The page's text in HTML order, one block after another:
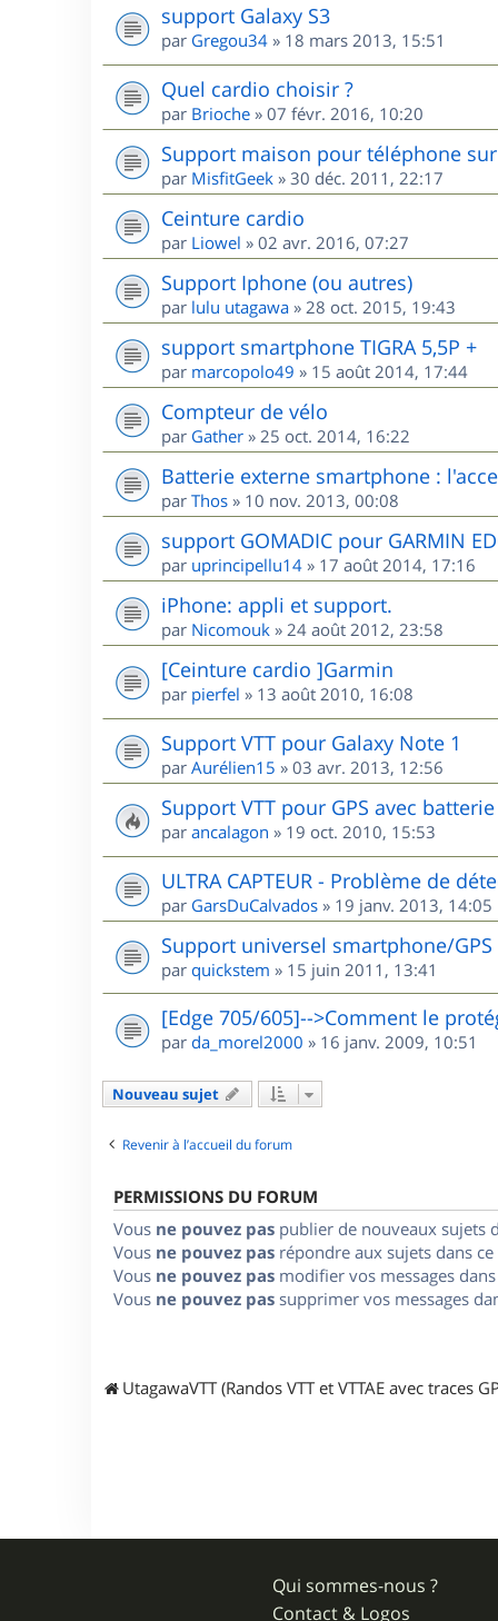
support Galaxy S3
par Gregou34 » 18 mars 2013, 15:51
Quel cardio choisir ?
par Brioche » 07 févr. 2016, 10:20
Support maison pour téléphone
par MisfitGeek » 30 déc. 2011, 22:17
Ceinture cardio
par Liowel » 02 avr. 2016, 07:27
Support Iphone (ou autres)
par lulu utagawa » 28 oct. 2015, 19:43
support smartphone TIGRA 5,5P +
par marcopolo49 » 15 août 2014, 17:44
Compteur de vélo
par Gather » 25 oct. 2014, 16:22
Batterie externe smartphone :
par Thos » 10 nov. 2013, 00:08
support GOMADIC pour GARMIN
par uprincipellu14 » 17 août 2014, 17:16
iPhone: appli et support.
par Nicomouk » 24 août 2012, 23:58
[Ceinture cardio ]Garmin
par pierfel » 13 août 2010, 16:08
Support VTT pour Galaxy Note 1
par Aurélien15 » 03 avr. 2013, 12:56
Support VTT pour GPS avec batterie
par ancalagon » 19 oct. 2010, 15:53
ULTRA CAPTEUR - Problème de
par GarsDuCalvados » 19 janv. 2013, 14:05
Support universel smartphone/GPS
par quickstem » 15 juin 2011, 13:41
[Edge 705/605]-->Comment le
par da_morel2000 » 16 janv. 2009, 10:51
Nouveau sujet
Revenir à l’accueil du forum
PERMISSIONS DU FORUM
Vous ne pouvez pas publier de nouveaux sujets
Vous ne pouvez pas répondre aux sujets dans
Vous ne pouvez pas modifier vos messages
Vous ne pouvez pas supprimer vos messages
UtagawaVTT (Randos VTT et VTTAE avec traces
Qui sommes-nous ?
Contact & Logos